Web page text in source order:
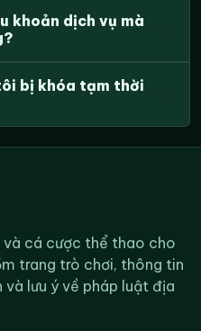
khoản dịch vụ mà
bị khóa tạm thời
cá cược thể thao cho
trang trò chơi, thông tin
lưu ý về pháp luật địa